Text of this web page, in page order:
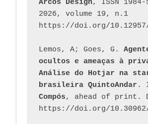
Arcos Design, ISSN 1984-
2026, volume 19, n.1
https://doi.org/10.12957/
Lemos, A; Goes, G.
ocultos e ameaças à
Análise do Hotjar na
brasileira QuintoAndar .
Compós, ahead of print.
https://doi.org/10.30962/